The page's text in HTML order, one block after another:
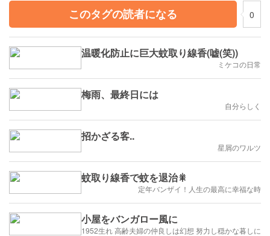
このタグの読者になる
0
温暖化防止に巨大蚊取り線香(嘘(笑))
ミケコの日常
梅雨、最終日には
自分らしく
招かざる客..
星屑のワルツ
蚊取り線香で蚊を退治🎇
定年バンザイ！人生の最高に幸福な時
小屋をバンガロー風に
1952生れ 高齢夫婦の仲良しは幻想 努力し穏かな暮しに